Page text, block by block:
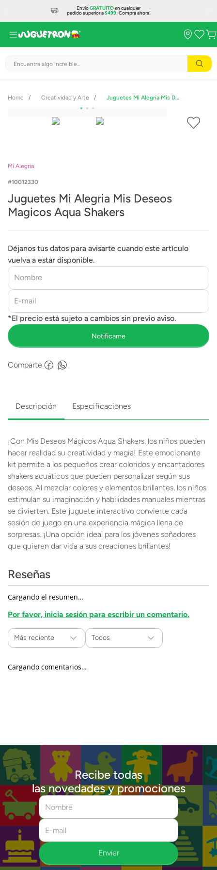
EnvíoGRATUITOen cualquier
pedido superior a$499¡Compra ahora!
Encuentra algo increíble...
Creatividad y Arte Juguetes Mi Alegria Mis Deseos Magicos Aqua Shakers
Mi Alegria
10012330
Juguetes Mi Alegria Mis Deseos
Magicos Aqua Shakers
Déjanos tus datos para avisarte cuando este artículo
vuelva a estar disponible.
Comparte
Descripción Especificaciones
¡Con Mis Deseos Mágicos Aqua Shakers, los niños pueden
hacer realidad su creatividad y magia! Este emocionante
kit permite a los pequeños crear coloridos y encantadores
shakers acuáticos que pueden personalizar según sus
deseos. Al mezclar colores y elementos brillantes, los niños
estimulan su imaginación y habilidades manuales mientras
se divierten. Este juguete interactivo convierte cada
sesión de juego en una experiencia mágica llena de
sorpresas. ¡Una opción ideal para los jóvenes soñadores
que quieren dar vida a sus creaciones brillantes!
Reseñas
Cargando el resumen…
Por favor, inicia sesión para escribir un comentario.
Más reciente Todos
Cargando comentarios…
Recibe todas
las novedades y promociones
Enviar